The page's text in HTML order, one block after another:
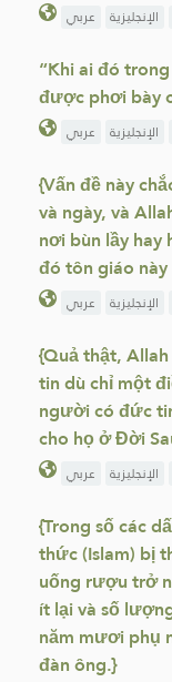
عربي الإنجليزية
“Khi ai đó
được phơi bày
عربي الإنجليزية
{Vấn đề này
và ngày, và
nơi bùn lầy
đó tôn giáo này
عربي الإنجليزية
{Quả thật,
tin dù chỉ một
người có đức
cho họ ở Đời
عربي الإنجليزية
{Trong số các
thức (Islam) bị
uống rượu trở
ít lại và số
năm mươi phụ
đàn ông.}